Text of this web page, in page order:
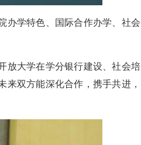
办学特色、国际合作办学、社会
放大学在学分银行建设、社会培
双方能深化合作，携手共进，